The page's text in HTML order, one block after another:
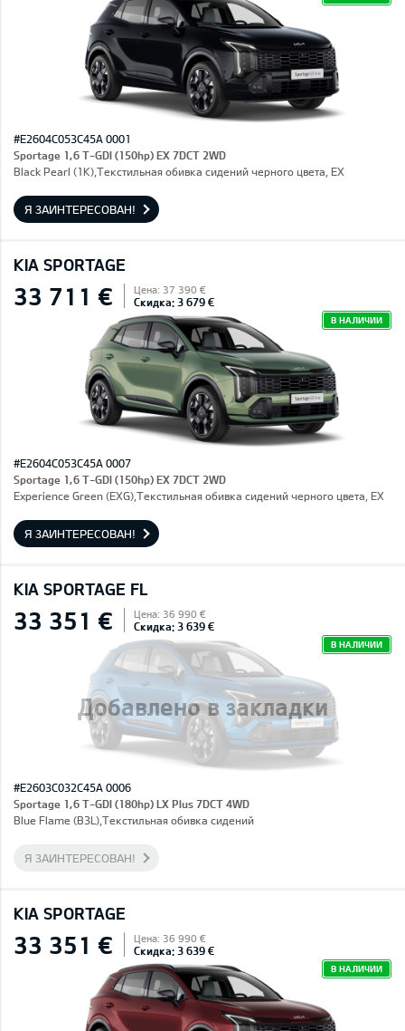
#E2604C053C45A 0001
Sportage 1,6 T-GDI (150hp) EX 7DCT 2WD
Black Pearl (1K),Текстильная обивка сидений черного цвета, EX
Я ЗАИНТЕРЕСОВАН!
KIA SPORTAGE
33 711 € Цена: 37 390 €
Скидка: 3 679 €
В НАЛИЧИИ
#E2604C053C45A 0007
Sportage 1,6 T-GDI (150hp) EX 7DCT 2WD
Experience Green (EXG),Текстильная обивка сидений черного цвета, EX
Я ЗАИНТЕРЕСОВАН!
KIA SPORTAGE FL
Добавлено в закладки
33 351 € Цена: 36 990 €
Скидка: 3 639 €
В НАЛИЧИИ
#E2603C032C45A 0006
Sportage 1,6 T-GDI (180hp) LX Plus 7DCT 4WD
Blue Flame (B3L),Текстильная обивка сидений
Я ЗАИНТЕРЕСОВАН!
KIA SPORTAGE
33 351 € Цена: 36 990 €
Скидка: 3 639 €
В НАЛИЧИИ